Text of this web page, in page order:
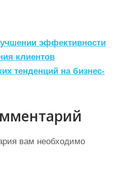
эффективности
клиентов
тенденций на бизнес-
вам необходимо